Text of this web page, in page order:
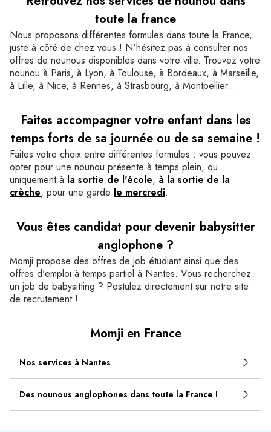
toute la france
Nous proposons différentes formules dans toute la France,
juste à côté de chez vous ! N'hésitez pas à consulter nos
offres de nounous disponibles dans votre ville. Trouvez votre
nounou à Paris, à Lyon, à Toulouse, à Bordeaux, à Marseille,
à Lille, à Nice, à Rennes, à Strasbourg, à Montpellier...
Faites accompagner votre enfant dans les
temps forts de sa journée ou de sa semaine !
Faites votre choix entre différentes formules : vous pouvez
opter pour une nounou présente à temps plein, ou
uniquement à la sortie de l'école, à la sortie de la
crèche, pour une garde le mercredi.
Vous êtes candidat pour devenir babysitter
anglophone ?
Momji propose des offres de job étudiant ainsi que des
offres d'emploi à temps partiel à Nantes. Vous recherchez
un job de babysitting ? Postulez directement sur notre site
de recrutement !
Momji en France
Nos services à Nantes
Des nounous anglophones dans toute la France !